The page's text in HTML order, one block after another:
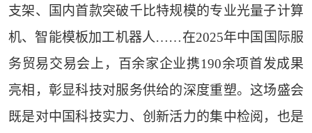
支架、国内首款突破千比特规模的专业光量子计算
机、智能模板加工机器人……在2025年中国国际服
务贸易交易会上，百余家企业携190余项首发成果
亮相，彰显科技对服务供给的深度重塑。这场盛会
既是对中国科技实力、创新活力的集中检阅，也是